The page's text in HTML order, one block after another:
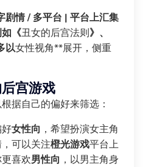
剧情 / 多平台 | 平台上汇集
《丑女的后宫法则》、
以女性视角**展开，侧重
宫游戏
据自己的偏好来筛选：
好女性向 ，希望扮演女主角
可以关注橙光游戏平台上
喜欢男性向 ，以男主角身